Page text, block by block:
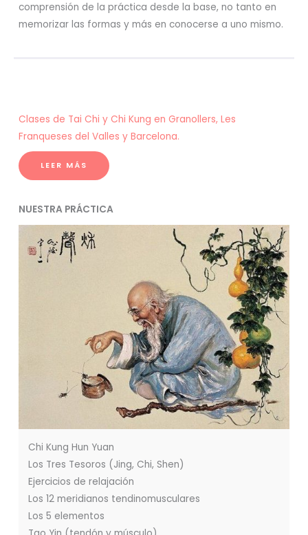
comprensión de la práctica desde la base, no tanto en
memorizar las formas y más en conocerse a uno mismo.
Clases de Tai Chi y Chi Kung en Granollers, Les
Franqueses del Valles y Barcelona.
LEER MÁS
NUESTRA PRÁCTICA
Chi Kung Hun Yuan
Los Tres Tesoros (Jing, Chi, Shen)
Ejercicios de relajación
Los 12 meridianos tendinomusculares
Los 5 elementos